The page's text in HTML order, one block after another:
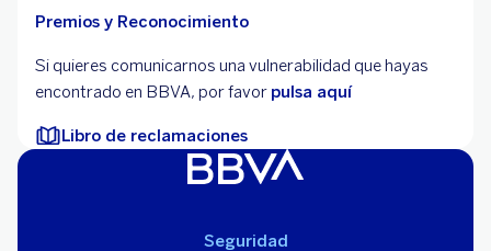
Premios y Reconocimiento
Si quieres comunicarnos una vulnerabilidad que hayas
encontrado en BBVA, por favor pulsa aquí
Libro de reclamaciones
Seguridad